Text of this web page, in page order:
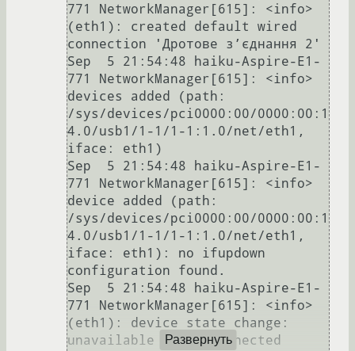
771 NetworkManager[615]: <info>
(eth1): created default wired
connection 'Дротове з’єднання 2'
Sep  5 21:54:48 haiku-Aspire-E1-
771 NetworkManager[615]: <info>
devices added (path:
/sys/devices/pci0000:00/0000:00:1
4.0/usb1/1-1/1-1:1.0/net/eth1,
iface: eth1)
Sep  5 21:54:48 haiku-Aspire-E1-
771 NetworkManager[615]: <info>
device added (path:
/sys/devices/pci0000:00/0000:00:1
4.0/usb1/1-1/1-1:1.0/net/eth1,
iface: eth1): no ifupdown
configuration found.
Sep  5 21:54:48 haiku-Aspire-E1-
771 NetworkManager[615]: <info>
(eth1): device state change:
unavailable -> disconnected
Развернуть